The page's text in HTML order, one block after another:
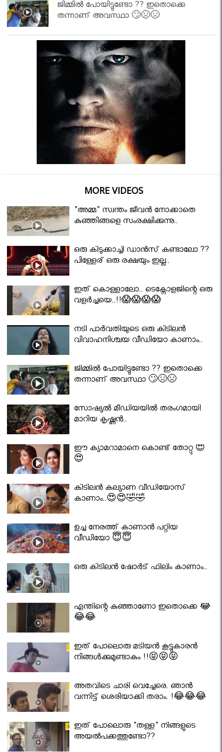
ജിമ്മിൽ പോയിട്ടുണ്ടോ ?? ഇതൊക്കെ
തന്നാണ് അവസ്ഥാ 🙄😣😣
MORE VIDEOS
"അമ്മ" സ്വന്തം ജീവൻ നോക്കാതെ
കുഞ്ഞിങ്ങളെ സംരക്ഷിക്കുന്നു..
ഒരു കിടുക്കാച്ചി ഡാൻസ് കണ്ടാലോ ??
പിള്ളേര് ഒരു രക്ഷയും ഇല്ല..
ഇത് കൊള്ളാലോ.. ടെക്നോളജിന്റെ ഒരു
വളർച്ചയെ..!!😱😱😱😱
നടി പാർവതിയുടെ ഒരു കിടിലൻ
വിവാഹനിശ്ചയ വീഡിയോ കാണാം..
ജിമ്മിൽ പോയിട്ടുണ്ടോ ?? ഇതൊക്കെ
തന്നാണ് അവസ്ഥാ 🙄😣😣
സോഷ്യൽ മീഡിയയിൽ തരംഗമായി
മാറിയ കൃഷ്ണൻ..
ഈ ക്യാമറാമാനെ കൊണ്ട് തോറ്റു 😍
😍
കിടിലൻ കല്യാണ വീഡിയോസ്
കാണാം..😍😍🤣🤣
ഉച്ച നേരത്ത് കാണാൻ പറ്റിയ
വീഡിയോ 😇😇
ഒരു കിടിലൻ ഷോർട് ഫിലിം കാണാം..
എന്തിന്റെ കുഞ്ഞാണോ ഇതൊക്കെ 😂
😂😂
ഇത് പോലൊരു മടിയൻ കൂട്ടുകാരൻ
നിങ്ങൾക്കുമുണ്ടാകും !!😝😝😝
അതവിടെ ചാരി വെച്ചേരെ. ഞാൻ
വന്നിട്ട് ശെരിയാക്കി തരാം. !😂😂😂
ഇത് പോലൊരു "തള്ള" നിങ്ങളുടെ
അയല്‍പക്കത്തുണ്ടോ??